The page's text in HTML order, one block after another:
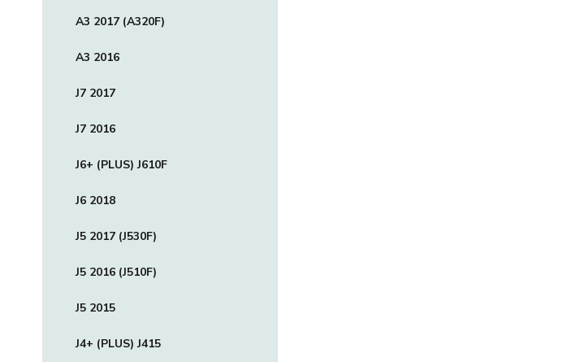
A3 2017 (A320F)
A3 2016
J7 2017
J7 2016
J6+ (PLUS) J610F
J6 2018
J5 2017 (J530F)
J5 2016 (J510F)
J5 2015
J4+ (PLUS) J415